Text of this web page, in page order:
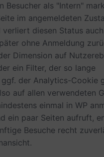
Besucher als "Intern"
im angemeldeten
diesen Status
ohne Anmeldung
Dimension auf
ein Filter, der so lange
der Analytics-Cookie
auf allen verwendeten
einmal in WP
ein paar Seiten aufruft,
Besuche recht